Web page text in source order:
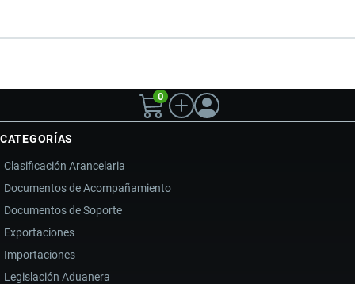
0
CATEGORÍAS
Clasificación Arancelaria
Documentos de Acompañamiento
Documentos de Soporte
Exportaciones
Importaciones
Legislación Aduanera